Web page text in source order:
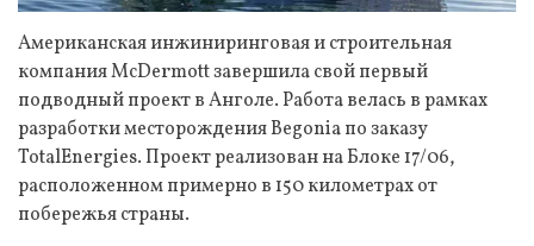
Американская инжиниринговая и строительная
компания McDermott завершила свой первый
подводный проект в Анголе. Работа велась в рамках
разработки месторождения Begonia по заказу
TotalEnergies. Проект реализован на Блоке 17/06,
расположенном примерно в 150 километрах от
побережья страны.